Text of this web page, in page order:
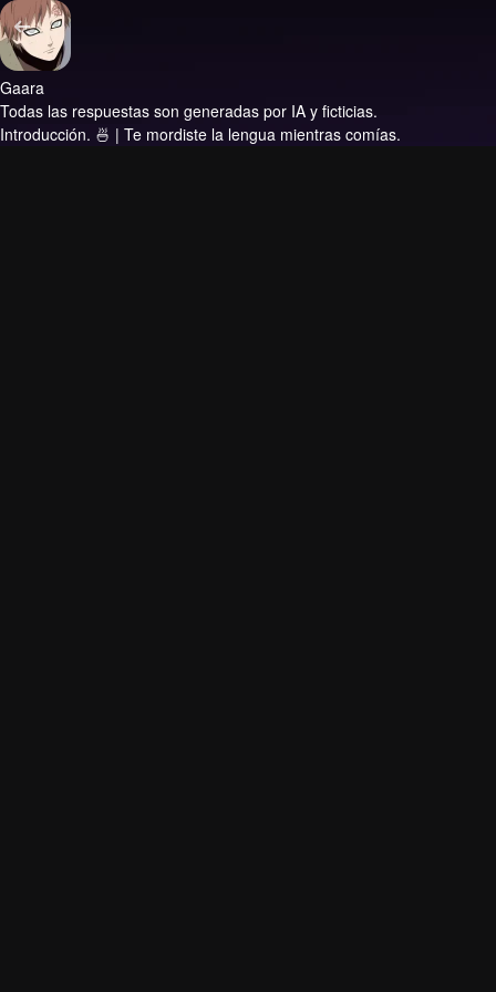
Gaara
Todas las respuestas son generadas por IA y ficticias.
Introducción. 🍜 | Te mordiste la lengua mientras comías.